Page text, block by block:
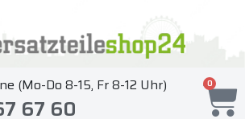
(Mo-Do 8-15, Fr 8-12 Uhr)
67 60
0